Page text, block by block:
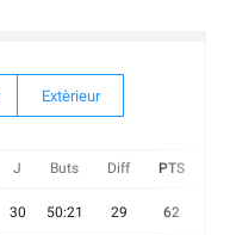
Extèrieur
J Buts Diff PTS
30 50:21 29 62